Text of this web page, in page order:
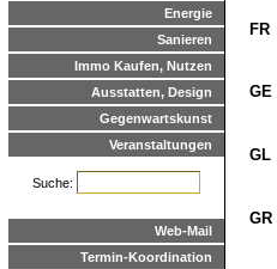
Energie
Sanieren
Immo Kaufen, Nutzen
Ausstatten, Design
Gegenwartskunst
Veranstaltungen
Suche:
Web-Mail
Termin-Koordination
FR
GE
GL
GR